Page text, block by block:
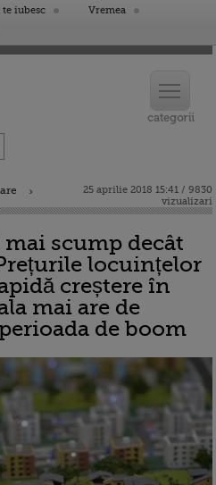
iubesc
Vremea
25 aprilie 2018 15:41 / 9830
vizualizari
scump decât
locuințelor
creștere în
mai are de
de boom